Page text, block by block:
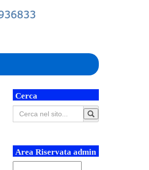
Cerca
Area Riservata admin